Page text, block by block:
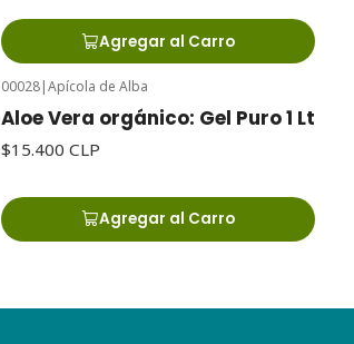
Agregar al Carro
00028|Apícola de Alba
Aloe Vera orgánico: Gel Puro 1 Lt
$15.400 CLP
Agregar al Carro